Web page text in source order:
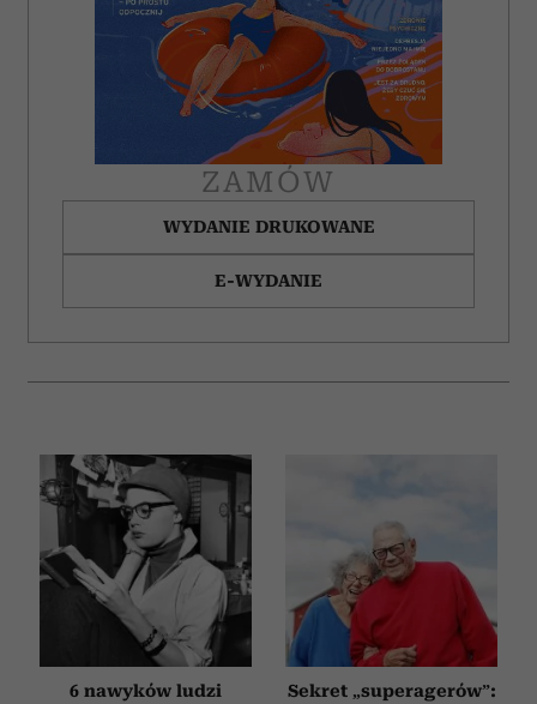
ZAMÓW
WYDANIE DRUKOWANE
E-WYDANIE
6 nawyków ludzi
Sekret „superagerów”: